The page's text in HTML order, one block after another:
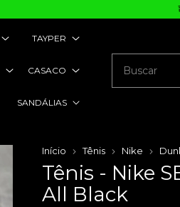
TAYPER
CASACO
SANDÁLIAS
Início Tênis Nike
Tênis - Nike
All Black